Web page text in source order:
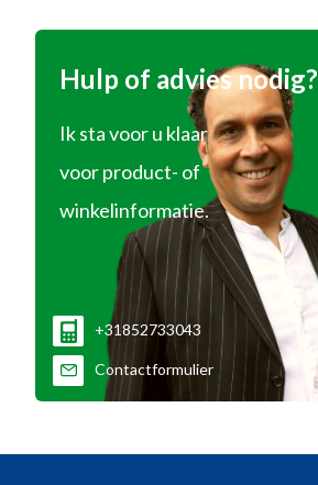
Hulp of advies nodig?
Ik sta voor u klaar
voor product- of
winkelinformatie.
+31852733043
Contactformulier